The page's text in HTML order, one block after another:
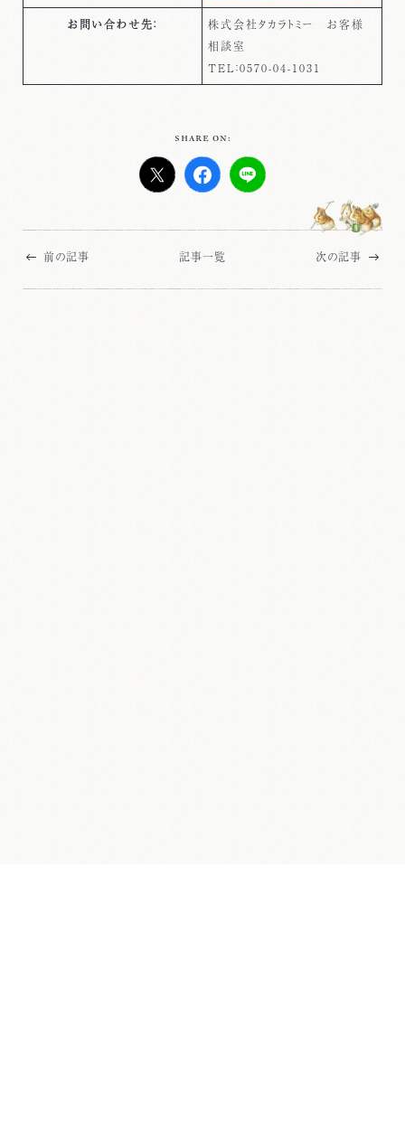
お問い合わせ先：
株式会社タカラトミー お客様
相談室
TEL：0570-04-1031
SHARE ON:
前の記事 記事一覧 次の記事